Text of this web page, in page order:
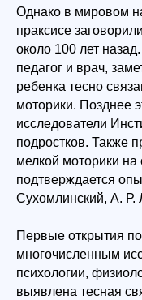
Однако в мировом
праксисе
около 100 лет
педагог и врач,
ребенка тесно
моторики. Позднее
исследователи
подростков. Также
мелкой моторики на
подтверждается
Сухомлинский, А. Р.
Первые открытия
многочисленным
психологии,
выявлена тесная